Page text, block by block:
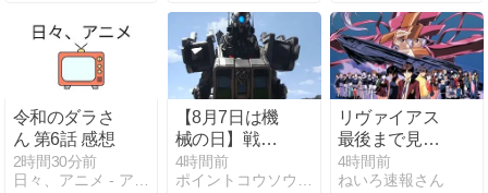
サーカスver.
令和のダラさ
ん 第6話 感想
2時間30分前
日々、アニメ - アニメ、ラノベ、ライブなどの感想です
【8月7日は機
械の日】戦隊
シリーズの巨
大な機械怪
4時間前
ポイントコウソウエンジン！
リヴァイアス
最後まで見た
よ
4時間前
ねいろ速報さん